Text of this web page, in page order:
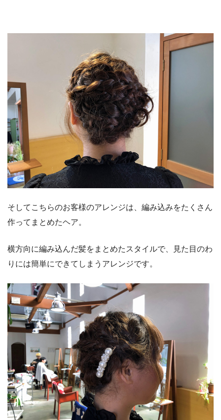
そしてこちらのお客様のアレンジは、編み込みをたくさん
作ってまとめたヘア。
横方向に編み込んだ髪をまとめたスタイルで、見た目のわ
りには簡単にできてしまうアレンジです。